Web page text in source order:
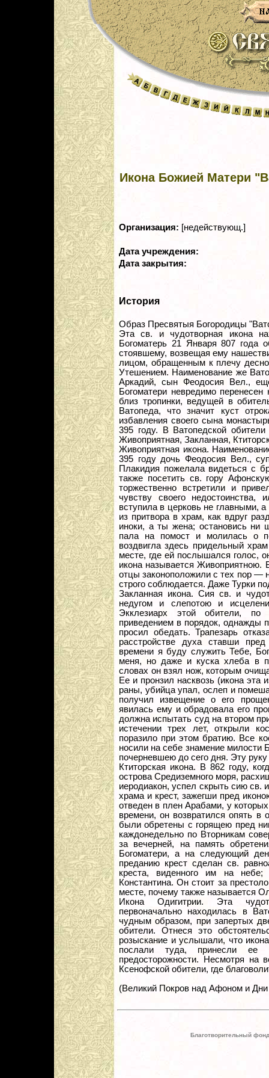
Икона Божией Матери
Организация: [недействующ.]
Дата учреждения:
Дата закрытия:
История
Образ Пресвятыя Богородицы
Эта св. и чудотворная икона
Богоматерь 21 Января 807 года
стоявшему, возвещая ему
лицом, обращенным к плечу
Утешением. Наименование же
Аркадий, сын Феодосия Вел.,
Богоматери невредимо
близ тропинки, ведущей в
Ватопеда, что значит куст
избавления своего сына
395 году. В Ватопедской
Живоприятная, Закланная,
Живоприятная икона.
395 году дочь Феодосия Вел.,
Плакидия пожелала видеться с
также посетить св. гору
торжественно встретили и
чувству своего
вступила в церковь не главными,
из притвора в храм, как вдруг
иноки, а ты жена; остановись ни
пала на помост и молилась о
воздвигла здесь придельный
месте, где ей послышался голос,
икона называется Живоприятною.
отцы законоположили с тех пор —
строго соблюдается. Даже Турки
Закланная икона. Сия св. и
недугом и слепотою и
Экклезиарх этой обители,
приведением в порядок, однажды
просил обедать. Трапезарь
расстройстве духа ставши
времени я буду служить Тебе,
меня, но даже и куска хлеба в
словах он взял нож, которым
Ее и пронзил насквозь (икона эта
раны, убийца упал, ослеп и
получил извещение о его
явилась ему и обрадовала его
должна испытать суд на втором
истечении трех лет, открыли
поразило при этом братию. Все
носили на себе знамение милости
почерневшею до сего дня. Эту
Ктиторская икона. В 862 году,
острова Средиземного моря,
иеродиакон, успел скрыть сию св.
храма и крест, зажегши пред
отведен в плен Арабами, у
времени, он возвратился опять в
были обретены с горящею пред
каждонедельно по Вторникам
за вечерней, на память
Богоматери, а на следующий
преданию крест сделан св.
креста, виденного им на
Константина. Он стоит за
месте, почему также называется
Икона Одигитрии. Эта
первоначально находилась в
чудным образом, при запертых
обители. Отнеся это
розыскание и услышали, что
послали туда, принесли
предосторожности. Несмотря на
Ксенофской обители, где
(Великий Покров над Афоном и
Благотворительный